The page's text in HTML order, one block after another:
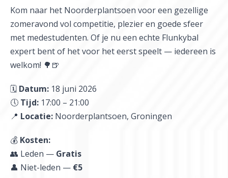
Kom naar het Noorderplantsoen voor een gezellige
zomeravond vol competitie, plezier en goede sfeer
met medestudenten. Of je nu een echte Flunkybal
expert bent of het voor het eerst speelt — iedereen is
welkom! 🌳🍺
🗓 Datum: 18 juni 2026
🕔 Tijd: 17:00 – 21:00
📍 Locatie: Noorderplantsoen, Groningen
💰 Kosten:
👥 Leden — Gratis
👤 Niet-leden — €5